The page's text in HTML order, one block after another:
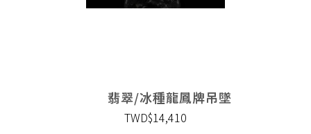
翡翠/冰種龍鳳牌吊墜
TWD$14,410